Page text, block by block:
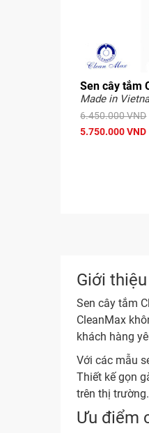
Sen cây tắm
Made in
6.450.000 VND
5.750.000 VND
Giới
Sen cây tắm
CleanMax
khách hàng
Với các mẫu
Thiết kế gọn
trên thị trường.
Ưu điểm